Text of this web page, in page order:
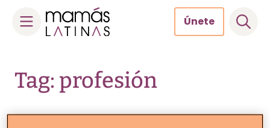
content
Únete
Tag: profesión